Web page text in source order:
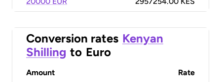
Conversion rates Kenyan
Shilling to Euro
Amount Rate